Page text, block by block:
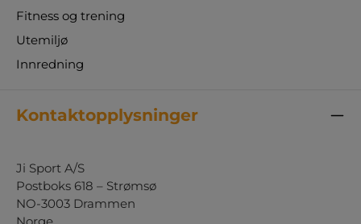
Fitness og trening
Utemiljø
Innredning
Kontaktopplysninger
Ji Sport A/S
Postboks 618 – Strømsø
NO-3003 Drammen
Norge